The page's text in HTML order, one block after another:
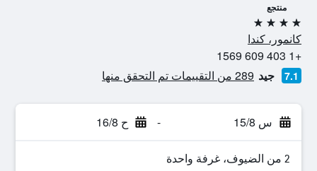
منتجع
4 نجوم
كانمور، كندا
+1 403 609 1569
7.1 جيد 289 من التقييمات تم التحقق منها
س 15/8 - ح 16/8
2 من الضيوف، غرفة واحدة